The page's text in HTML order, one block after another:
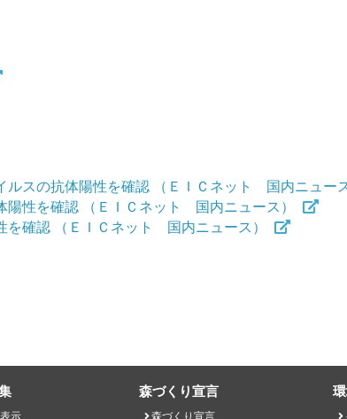
スの抗体陽性を確認 （ＥＩＣネット 国内ニュー
陽性を確認 （ＥＩＣネット 国内ニュース）
を確認 （ＥＩＣネット 国内ニュース）
示
森づくり宣言
森づくり宣言